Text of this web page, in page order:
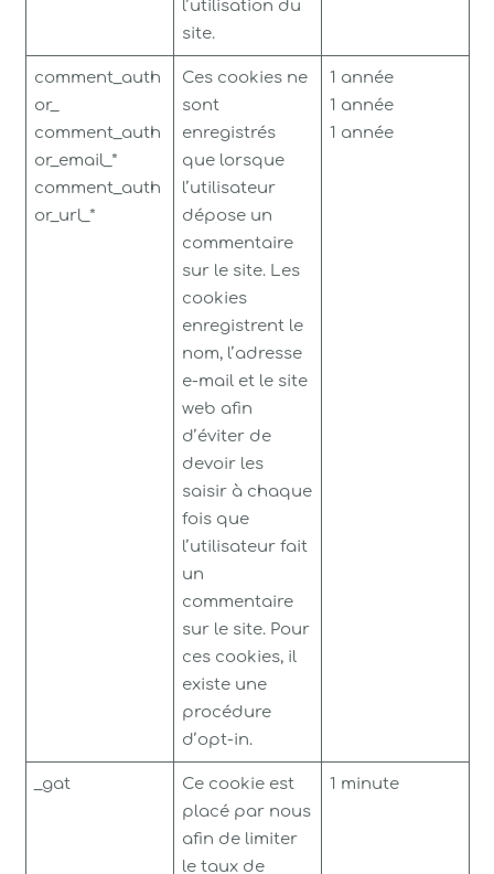
l’utilisation du
site.
comment_auth
or_
comment_auth
or_email_*
comment_auth
or_url_*
Ces cookies ne
sont
enregistrés
que lorsque
l’utilisateur
dépose un
commentaire
sur le site. Les
cookies
enregistrent le
nom, l’adresse
e-mail et le site
web afin
d’éviter de
devoir les
saisir à chaque
fois que
l’utilisateur fait
un
commentaire
sur le site. Pour
ces cookies, il
existe une
procédure
d’opt-in.
1 année
1 année
1 année
_gat
Ce cookie est
placé par nous
afin de limiter
le taux de
1 minute